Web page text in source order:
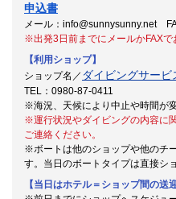
申込書
メール：info@sunnysunny.net
※出発3日前までにメールかFAXで
【利用ショップ】
ショップ名／ ダイビングサー
TEL：0980-87-0411
※海況、天候により中止や時間が
※運行状況やダイビングの内容に
ご連絡ください。
※ボートは他のショップや他のチ
す。当日のボートタイプは直接シ
【当日はホテル＝ショップ間の送